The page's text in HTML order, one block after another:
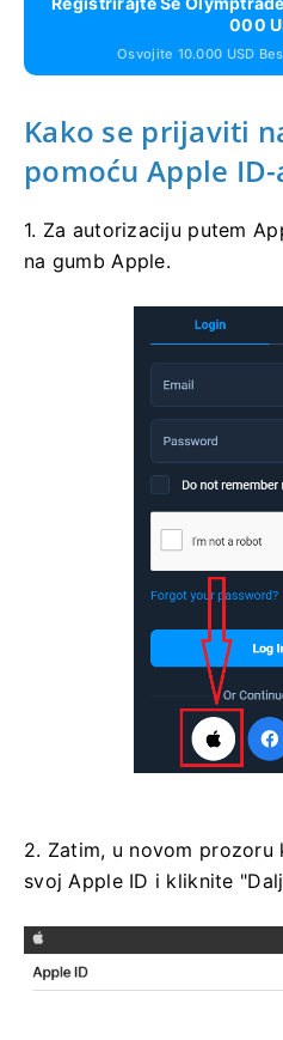
000
Osvojite 10.000 USD
Kako se prijaviti
pomoću Apple ID-
1. Za autorizaciju putem
na gumb Apple.
2. Zatim, u novom
svoj Apple ID i kliknite